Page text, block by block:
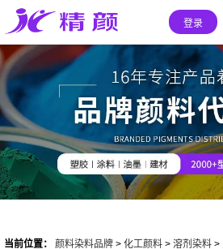
登录
当前位置： 颜料染料品牌 > 化工颜料 > 溶剂染料 >